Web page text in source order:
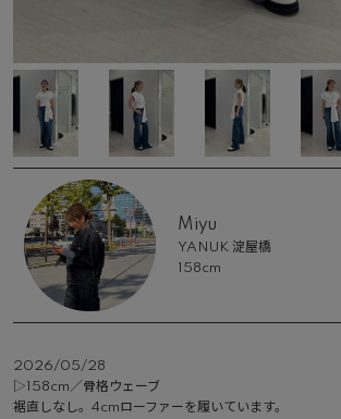
Miyu
YANUK 淀屋橋
158cm
2026/05/28
▷158cm／骨格ウェーブ
裾直しなし。4cmローファーを履いています。